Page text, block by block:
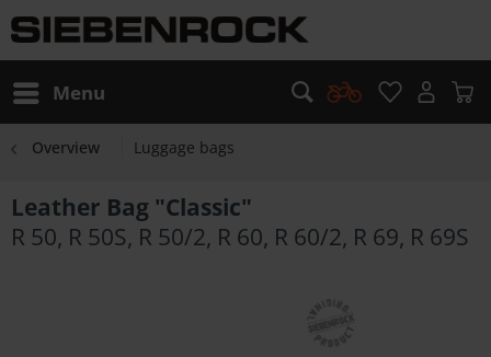
Menu
Overview Luggage bags
Leather Bag "Classic"
R 50, R 50S, R 50/2, R 60, R 60/2, R 69, R 69S